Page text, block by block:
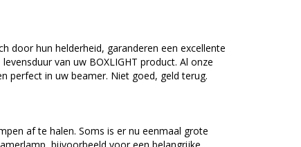
door hun helderheid, garanderen een excellente
van uw BOXLIGHT product. Al onze
perfect in uw beamer. Niet goed, geld terug.
af te halen. Soms is er nu eenmaal grote